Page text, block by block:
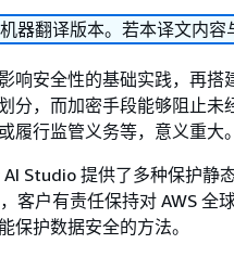
器翻译版本。若本译文内容
响安全性的基础实践，再搭
分，而加密手段能够阻止
履行监管义务等，意义重大。
Studio 提供了多种保护静
客户有责任保持对 AWS 全
保护数据安全的方法。